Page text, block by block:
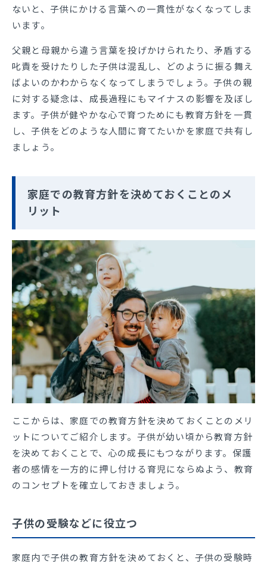
ないと、子供にかける言葉への一貫性がなくなってしま
います。
父親と母親から違う言葉を投げかけられたり、矛盾する
叱責を受けたりした子供は混乱し、どのように振る舞え
ばよいのかわからなくなってしまうでしょう。子供の親
に対する疑念は、成長過程にもマイナスの影響を及ぼし
ます。子供が健やかな心で育つためにも教育方針を一貫
し、子供をどのような人間に育てたいかを家庭で共有し
ましょう。
家庭での教育方針を決めておくことのメ
リット
ここからは、家庭での教育方針を決めておくことのメリ
ットについてご紹介します。子供が幼い頃から教育方針
を決めておくことで、心の成長にもつながります。保護
者の感情を一方的に押し付ける育児にならぬよう、教育
のコンセプトを確立しておきましょう。
子供の受験などに役立つ
家庭内で子供の教育方針を決めておくと、子供の受験時